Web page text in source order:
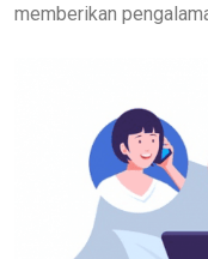
memberikan